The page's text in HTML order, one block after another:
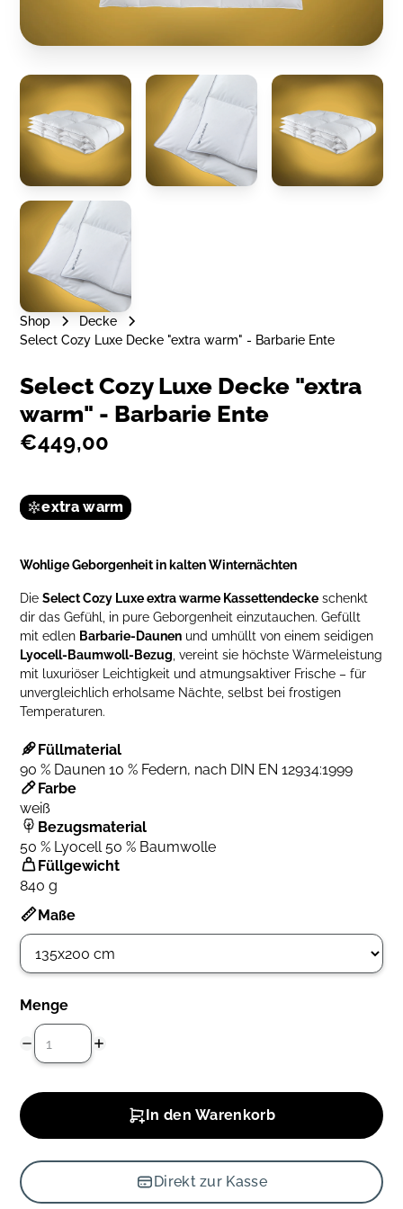
Shop
Decke
Select Cozy Luxe Decke "extra warm" - Barbarie Ente
Select Cozy Luxe Decke "extra
warm" - Barbarie Ente
€449,00
extra warm
Wohlige Geborgenheit in kalten Winternächten
DieSelect Cozy Luxe extra warme Kassettendecke schenkt
dir das Gefühl, in pure Geborgenheit einzutauchen. Gefüllt
mit edlen Barbarie-Daunen und umhüllt von einem seidigen
Lyocell-Baumwoll-Bezug, vereint sie höchste Wärmeleistung
mit luxuriöser Leichtigkeit und atmungsaktiver Frische – für
unvergleichlich erholsame Nächte, selbst bei frostigen
Temperaturen.
Füllmaterial
90 % Daunen 10 % Federn, nach DIN EN 12934:1999
Farbe
weiß
Bezugsmaterial
50 % Lyocell 50 % Baumwolle
Füllgewicht
840 g
Maße
Menge
In den Warenkorb
Direkt zur Kasse